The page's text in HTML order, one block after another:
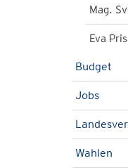
Mag.
Eva
Budget
Jobs
Wahlen